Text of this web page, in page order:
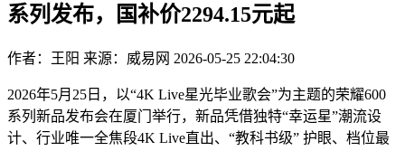
系列发布，国补价2294.15元起
作者： 王阳 来源：威易网 2026-05-25 22:04:30
2026年5月25日，以“4K Live星光毕业歌会”为主题的荣耀600
系列新品发布会在厦门举行，新品凭借独特“幸运星”潮流设
计、行业唯一全焦段4K Live直出、“教科书级” 护眼、档位最